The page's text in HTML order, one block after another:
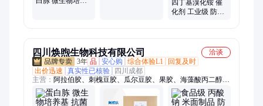
四丁基溴化铵 催
化剂 工业级 防火
四川焕煦生物科技有限公司
洽谈
3年 品 安心购 综合体验L1
回复及时
出价迅速
真实性已核验
四川成都
主营： 阿拉伯胶、刺槐豆胶、瓜尔豆胶、果胶、海藻酸丙二醇
酯、海藻酸钠、黄原胶、结冷胶、聚丙烯酸钠、卡波姆、抗性糊
精、可得然胶、魔芋粉、塔拉胶、琼脂、沙蒿籽胶、羧甲基淀粉